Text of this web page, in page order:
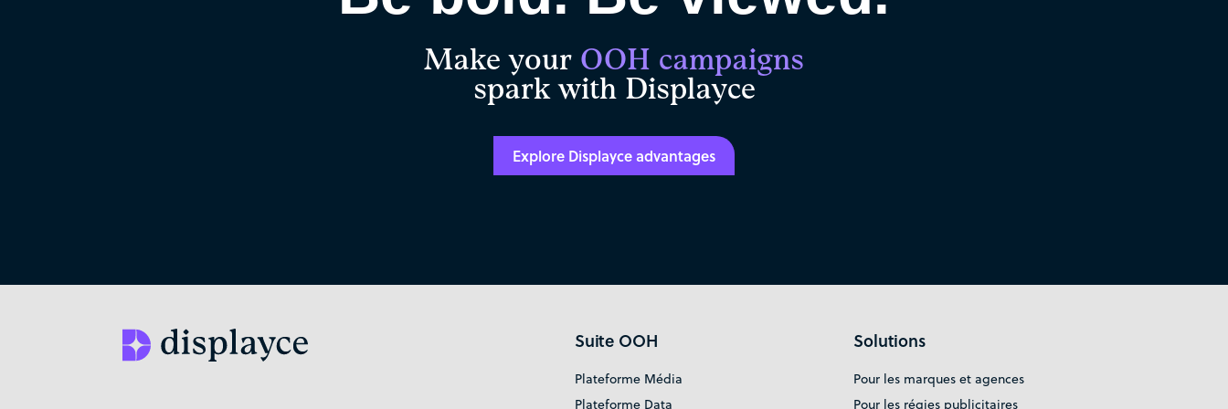
Make your OOH campaigns
spark with Displayce
Explore Displayce advantages
Suite OOH
Plateforme Média
Plateforme Data
Solutions
Pour les marques et agences
Pour les régies publicitaires